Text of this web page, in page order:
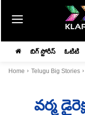
బిగ్ స్టోరీస్ ఓటిటి
Home Telugu Big Stories
వర్మ